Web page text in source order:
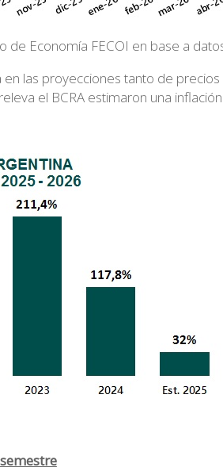
de Economía FECOI en base a
en las proyecciones tanto de
el BCRA estimaron una